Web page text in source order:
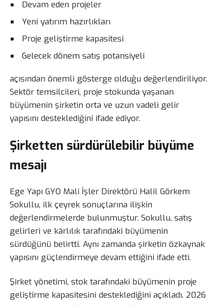
Devam eden projeler
Yeni yatırım hazırlıkları
Proje geliştirme kapasitesi
Gelecek dönem satış potansiyeli
açısından önemli gösterge olduğu değerlendiriliyor.
Sektör temsilcileri, proje stokunda yaşanan
büyümenin şirketin orta ve uzun vadeli gelir
yapısını desteklediğini ifade ediyor.
Şirketten sürdürülebilir büyüme
mesajı
Ege Yapı GYO Mali İşler Direktörü Halil Görkem
Sokullu, ilk çeyrek sonuçlarına ilişkin
değerlendirmelerde bulunmuştur. Sokullu, satış
gelirleri ve kârlılık tarafındaki büyümenin
sürdüğünü belirtti. Aynı zamanda şirketin özkaynak
yapısını güçlendirmeye devam ettiğini ifade etti.
Şirket yönetimi, stok tarafındaki büyümenin proje
geliştirme kapasitesini desteklediğini açıkladı. 2026